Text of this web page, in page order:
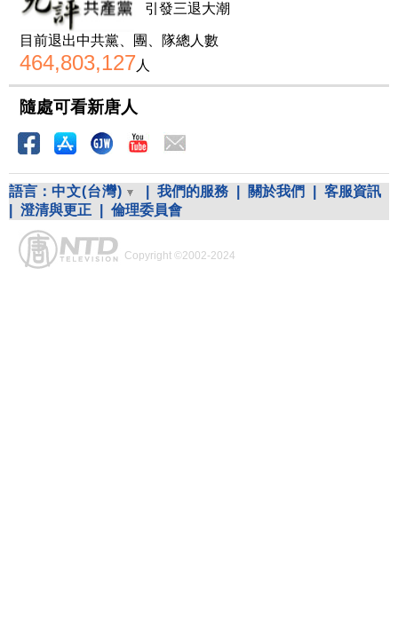
引發三退大潮
目前退出中共黨、團、隊總人數
464,803,127人
隨處可看新唐人
語言： 中文(台灣) 我們的服務 關於我們
客服資訊
澄清與更正 倫理委員會
Copyright ©2002-2024